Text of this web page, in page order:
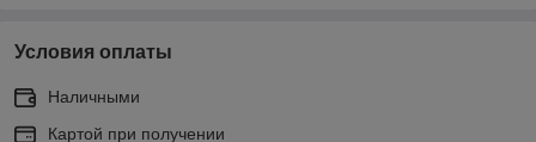
Условия оплаты
Наличными
Картой при получении